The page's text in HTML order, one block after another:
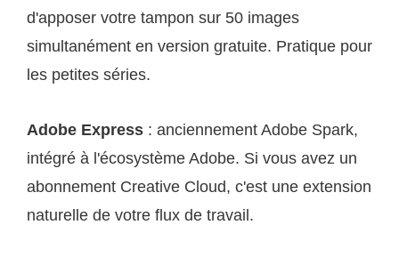
d'apposer votre tampon sur 50 images
simultanément en version gratuite. Pratique pour
les petites séries.
Adobe Express : anciennement Adobe Spark,
intégré à l'écosystème Adobe. Si vous avez un
abonnement Creative Cloud, c'est une extension
naturelle de votre flux de travail.